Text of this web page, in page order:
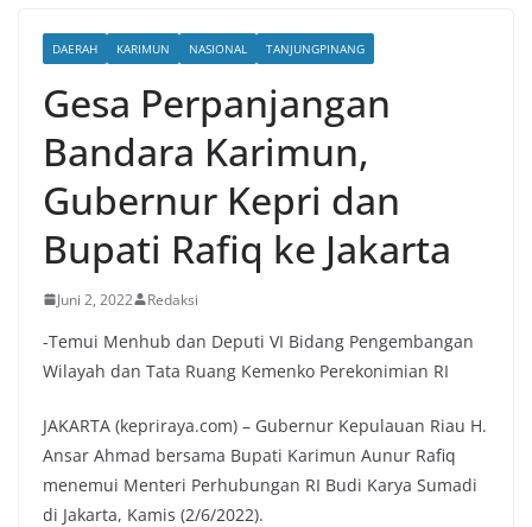
DAERAH KARIMUN NASIONAL TANJUNGPINANG
Gesa Perpanjangan
Bandara Karimun,
Gubernur Kepri dan
Bupati Rafiq ke Jakarta
Juni 2, 2022 Redaksi
-Temui Menhub dan Deputi VI Bidang Pengembangan
Wilayah dan Tata Ruang Kemenko Perekonimian RI
JAKARTA (kepriraya.com) – Gubernur Kepulauan Riau H.
Ansar Ahmad bersama Bupati Karimun Aunur Rafiq
menemui Menteri Perhubungan RI Budi Karya Sumadi
di Jakarta, Kamis (2/6/2022).